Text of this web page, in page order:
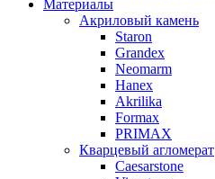
Материалы
Акриловый камень
Staron
Grandex
Neomarm
Hanex
Akrilika
Formax
PRIMAX
Кварцевый агломерат
Caesarstone